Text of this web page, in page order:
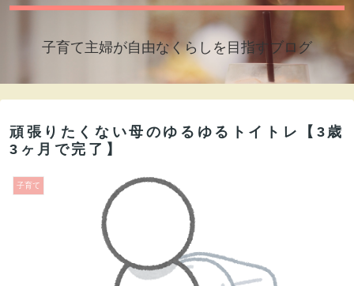
子育て主婦が自由なくらしを目指すブログ
頑張りたくない母のゆるゆるトイトレ【3歳
3ヶ月で完了】
子育て